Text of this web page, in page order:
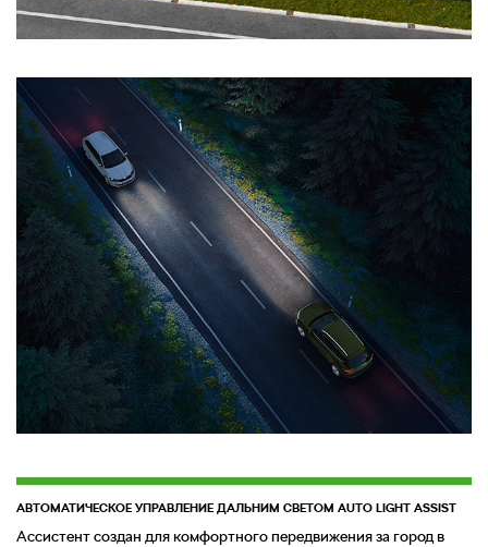
АВТОМАТИЧЕСКОЕ УПРАВЛЕНИЕ ДАЛЬНИМ СВЕТОМ AUTO LIGHT ASSIST
Ассистент создан для комфортного передвижения за город в